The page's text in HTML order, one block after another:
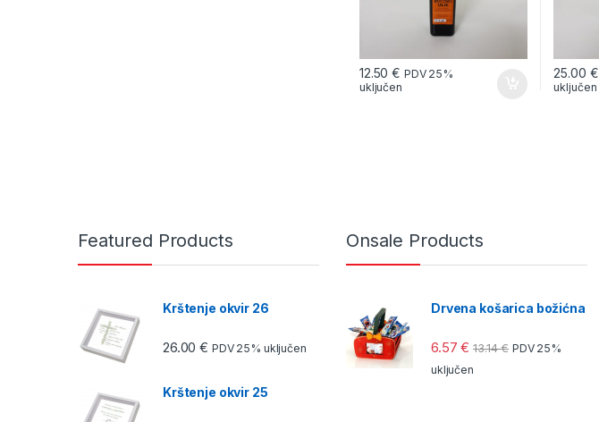
12.50€ PDV 25%
uključen
25.00 €
uključen
Featured Products
Krštenje okvir 26
26.00€ PDV 25% uključen
Krštenje okvir 25
Onsale Products
Drvena košarica božićna
6.57€ 13.14€ PDV 25%
uključen